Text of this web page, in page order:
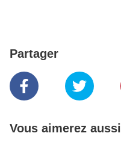
Partager
Vous aimerez aussi